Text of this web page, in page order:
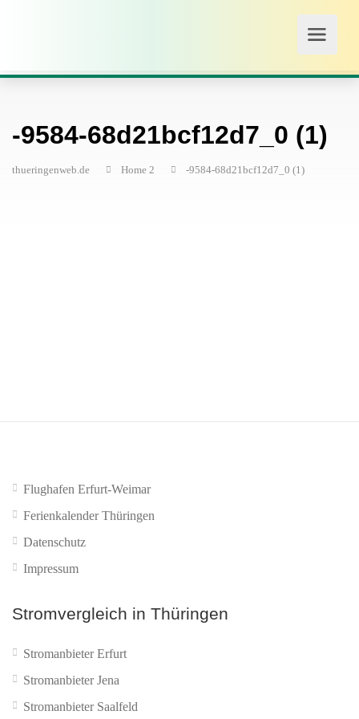
-9584-68d21bcf12d7_0 (1)
thueringenweb.de Home 2 -9584-68d21bcf12d7_0 (1)
Flughafen Erfurt-Weimar
Ferienkalender Thüringen
Datenschutz
Impressum
Stromvergleich in Thüringen
Stromanbieter Erfurt
Stromanbieter Jena
Stromanbieter Saalfeld